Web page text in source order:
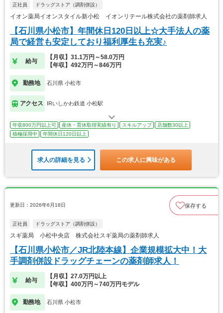
正社員 ドラッグストア（調剤併設）
イオン薬局イオンスタイル新小松 イオンリテール株式会社の薬剤師求人
【石川県小松市】年間休日120日以上☆大手法人の薬
局で経営も安定しており福利厚生も充実♪
給与
【月収】31.1万円～58.0万円
【年収】492万円～846万円
勤務地 石川県 小松市
アクセス IRいしかわ鉄道 小松駅
年収800万円以上可 産休・育休取得実績有り スキルアップ
店舗数30以上
積極採用中
年間休日120日以上
求人の詳細を見る この求人に興味がある
更新日：2026年6月18日 保存する
正社員 ドラッグストア（調剤併設）
スギ薬局 小松中央店 株式会社スギ薬局の薬剤師求人
【石川県小松市／JR北陸本線】企業規模拡大中！大
手調剤併設ドラッグチェーンの薬剤師求人！
給与
【月収】27.0万円以上
【年収】400万円～740万円モデル
勤務地 石川県 小松市